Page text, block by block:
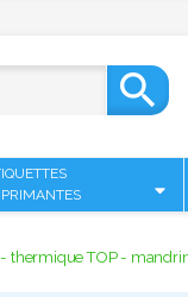

- thermique TOP -